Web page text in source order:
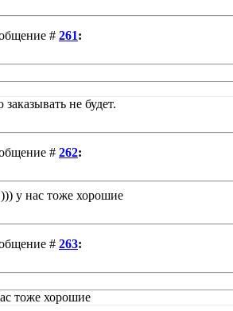
# 261:
не будет.
# 262:
у нас тоже хорошие
# 263:
тоже хорошие